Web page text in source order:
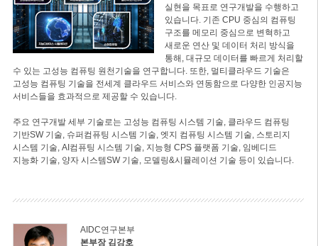
실현을 목표로 연구개발을 수행하고
있습니다. 기존 CPU 중심의 컴퓨팅
구조를 메모리 중심으로 변혁하고
새로운 연산 및 데이터 처리 방식을
통해, 대규모 데이터를 빠르게 처리할
수 있는 고성능 컴퓨팅 원천기술을 연구합니다. 또한, 멀티클라우드 기술은
고성능 컴퓨팅 기술을 전세계 클라우드 서비스와 연동함으로 다양한 인공지능
서비스들을 효과적으로 제공할 수 있습니다.
주요 연구개발 세부 기술로는 고성능 컴퓨팅 시스템 기술, 클라우드 컴퓨팅
기반SW 기술, 슈퍼컴퓨팅 시스템 기술, 엣지 컴퓨팅 시스템 기술, 스토리지
시스템 기술, AI컴퓨팅 시스템 기술, 지능형 CPS 플랫폼 기술, 임베디드
지능화 기술, 양자 시스템SW 기술, 모델링&시뮬레이션 기술 등이 있습니다.
AIDC연구본부
본부장 김강호